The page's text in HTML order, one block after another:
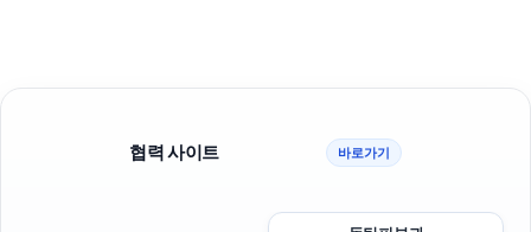
협력 사이트 바로가기